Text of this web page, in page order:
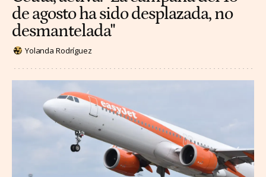
de agosto ha sido desplazada, no
desmantelada"
Yolanda Rodríguez